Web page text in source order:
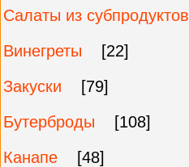
Салаты из субпродуктов
Винегреты
[22]
Закуски
[79]
Бутерброды
[108]
Канапе
[48]